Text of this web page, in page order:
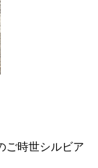
ご時世シルビア